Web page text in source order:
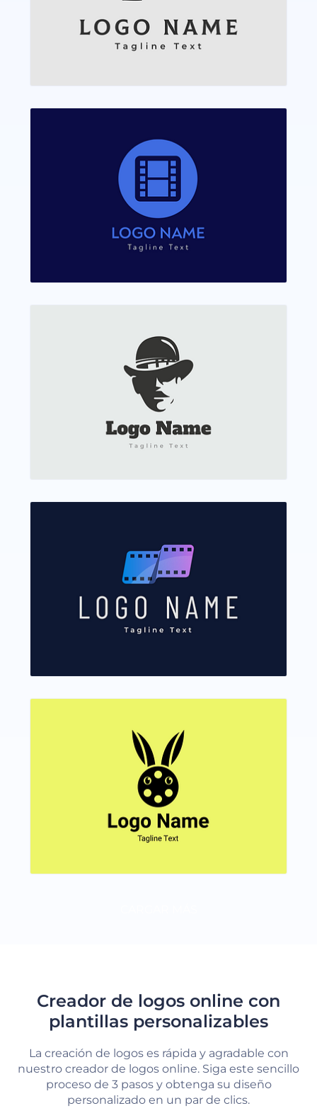
Creador de logos online con
plantillas personalizables
La creación de logos es rápida y agradable con
nuestro creador de logos online. Siga este sencillo
proceso de 3 pasos y obtenga su diseño
personalizado en un par de clics.